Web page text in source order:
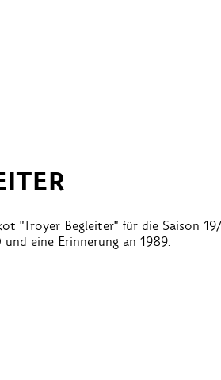
"Troyer Begleiter" für die Saison
eine Erinnerung an 1989.